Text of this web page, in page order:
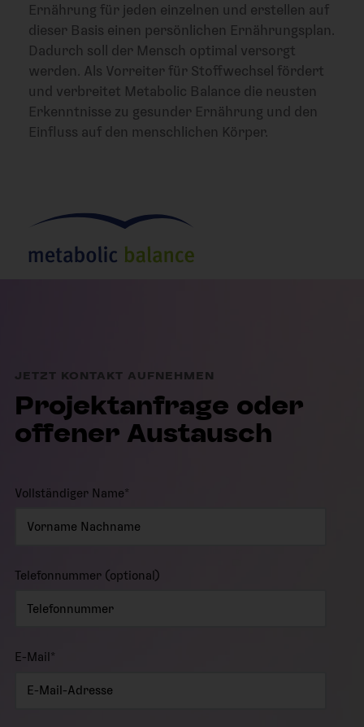
Ernährung für jeden einzelnen und erstellen auf
dieser Basis einen persönlichen Ernährungsplan.
Dadurch soll der Mensch optimal versorgt
werden. Als Vorreiter für Stoffwechsel fördert
und verbreitet Metabolic Balance die neusten
Erkenntnisse zu gesunder Ernährung und den
Einfluss auf den menschlichen Körper.
JETZT KONTAKT AUFNEHMEN
Projektanfrage oder
offener Austausch
Vollständiger Name*
Telefonnummer (optional)
E-Mail*